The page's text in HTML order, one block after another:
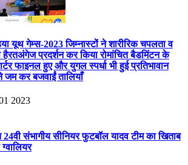
यूथ गेम्स-2023 जिम्नास्टों ने शारीरिक चपलता व
प्रदर्शन कर किया रोमांचित बैडमिंटन के
फाइनल हुए और युगल स्पर्धा भी हुई प्रतिभावान
जम कर बजवाईं तालियाँ
2023
24वी संभागीय सीनियर फुटबॉल यादव टीम का खिताब